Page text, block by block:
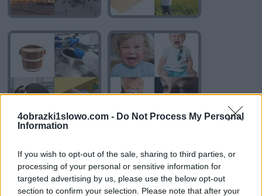
4obrazki1slowo.com - Do Not Process My Personal
Information
If you wish to opt-out of the sale, sharing to third parties, or
processing of your personal or sensitive information for
targeted advertising by us, please use the below opt-out
section to confirm your selection. Please note that after your